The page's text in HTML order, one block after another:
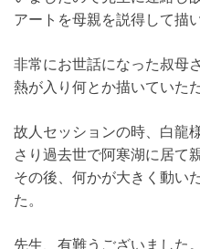
アートを母親を説得して描
非常にお世話になった叔母
熱が入り何とか描いていた
故人セッションの時、白龍
さり過去世で阿寒湖に居て
その後、何かが大きく動い
た。
先生、有難うございました。